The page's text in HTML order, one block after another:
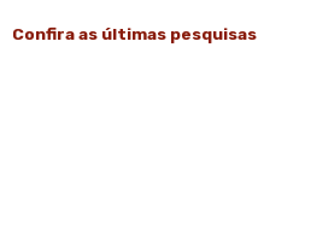
Confira as últimas pesquisas